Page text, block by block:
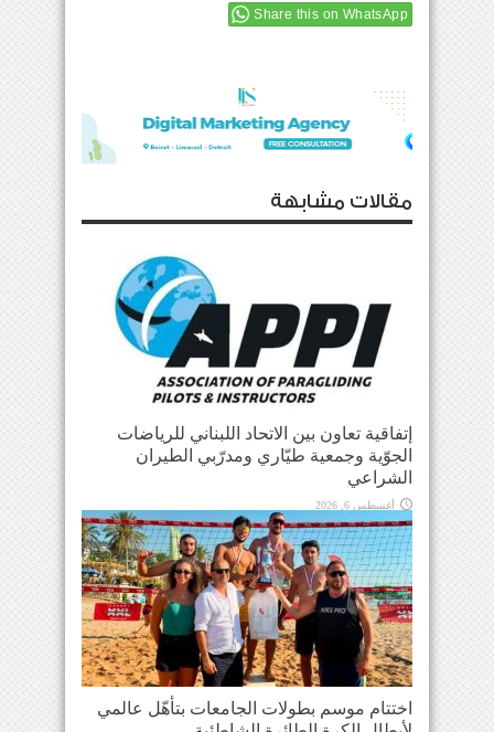
Share this on WhatsApp
مقالات مشابهة
إتفاقية تعاون بين الاتحاد اللبناني للرياضات
الجوّية وجمعية طيّاري ومدرّبي الطيران
الشراعي
أغسطس 6, 2026
اختتام موسم بطولات الجامعات بتأهّل عالمي